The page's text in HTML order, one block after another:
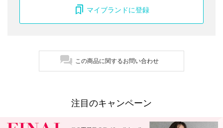
マイブランドに登録
この商品に関するお問い合わせ
注目のキャンペーン